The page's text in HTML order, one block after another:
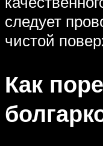
следует
чистой
Как